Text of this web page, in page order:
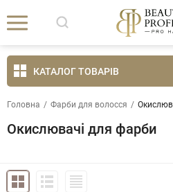
КАТАЛОГ ТОВАРІВ
Головна / Фарби для волосся /
Окислювачі для фарби